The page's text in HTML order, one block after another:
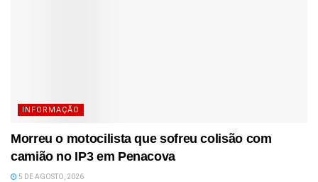
INFORMAÇÃO
Morreu o motocilista que sofreu colisão com
camião no IP3 em Penacova
5 DE AGOSTO, 2026